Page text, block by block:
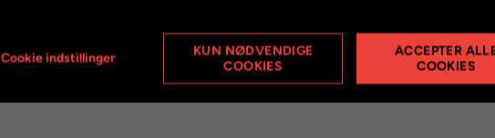
3.119,00 kr. 3.119,00 kr.
Cookie indstillinger
KUN NØDVENDIGE
COOKIES
ACCEPTER
COOKIES